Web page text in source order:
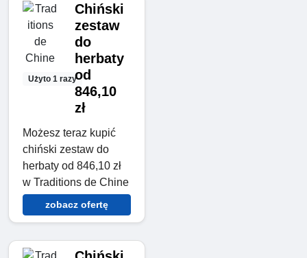
Użyto 1 razy
Chiński
zestaw
do
herbaty
od
846,10
zł
Możesz teraz kupić
chiński zestaw do
herbaty od 846,10 zł
w Traditions de Chine
zobacz ofertę